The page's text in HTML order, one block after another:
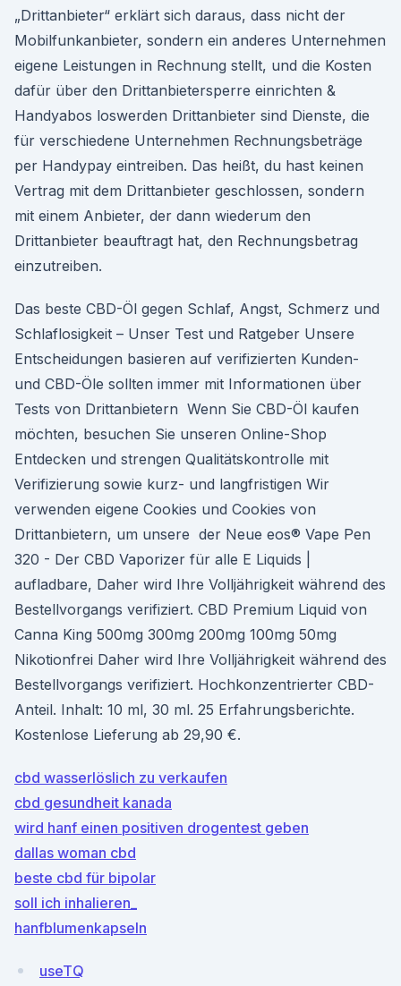
„Drittanbieter“ erklärt sich daraus, dass nicht der
Mobilfunkanbieter, sondern ein anderes Unternehmen
eigene Leistungen in Rechnung stellt, und die Kosten
dafür über den Drittanbietersperre einrichten &
Handyabos loswerden Drittanbieter sind Dienste, die
für verschiedene Unternehmen Rechnungsbeträge
per Handypay eintreiben. Das heißt, du hast keinen
Vertrag mit dem Drittanbieter geschlossen, sondern
mit einem Anbieter, der dann wiederum den
Drittanbieter beauftragt hat, den Rechnungsbetrag
einzutreiben.
Das beste CBD-Öl gegen Schlaf, Angst, Schmerz und
Schlaflosigkeit – Unser Test und Ratgeber Unsere
Entscheidungen basieren auf verifizierten Kunden-
und CBD-Öle sollten immer mit Informationen über
Tests von Drittanbietern Wenn Sie CBD-Öl kaufen
möchten, besuchen Sie unseren Online-Shop
Entdecken und strengen Qualitätskontrolle mit
Verifizierung sowie kurz- und langfristigen Wir
verwenden eigene Cookies und Cookies von
Drittanbietern, um unsere der Neue eos® Vape Pen
320 - Der CBD Vaporizer für alle E Liquids |
aufladbare, Daher wird Ihre Volljährigkeit während des
Bestellvorgangs verifiziert. CBD Premium Liquid von
Canna King 500mg 300mg 200mg 100mg 50mg
Nikotionfrei Daher wird Ihre Volljährigkeit während des
Bestellvorgangs verifiziert. Hochkonzentrierter CBD-
Anteil. Inhalt: 10 ml, 30 ml. 25 Erfahrungsberichte.
Kostenlose Lieferung ab 29,90 €.
cbd wasserlöslich zu verkaufen
cbd gesundheit kanada
wird hanf einen positiven drogentest geben
dallas woman cbd
beste cbd für bipolar
soll ich inhalieren_
hanfblumenkapseln
useTQ